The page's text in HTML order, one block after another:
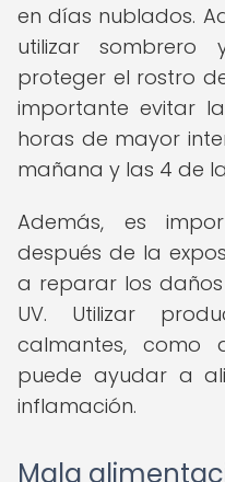
en días nublados.
utilizar
proteger el rostro
importante evitar
horas de mayor
mañana y las 4 de
Además, es
después de la
a reparar los
UV. Utilizar
calmantes, como
puede ayudar a
inflamación.
Mala